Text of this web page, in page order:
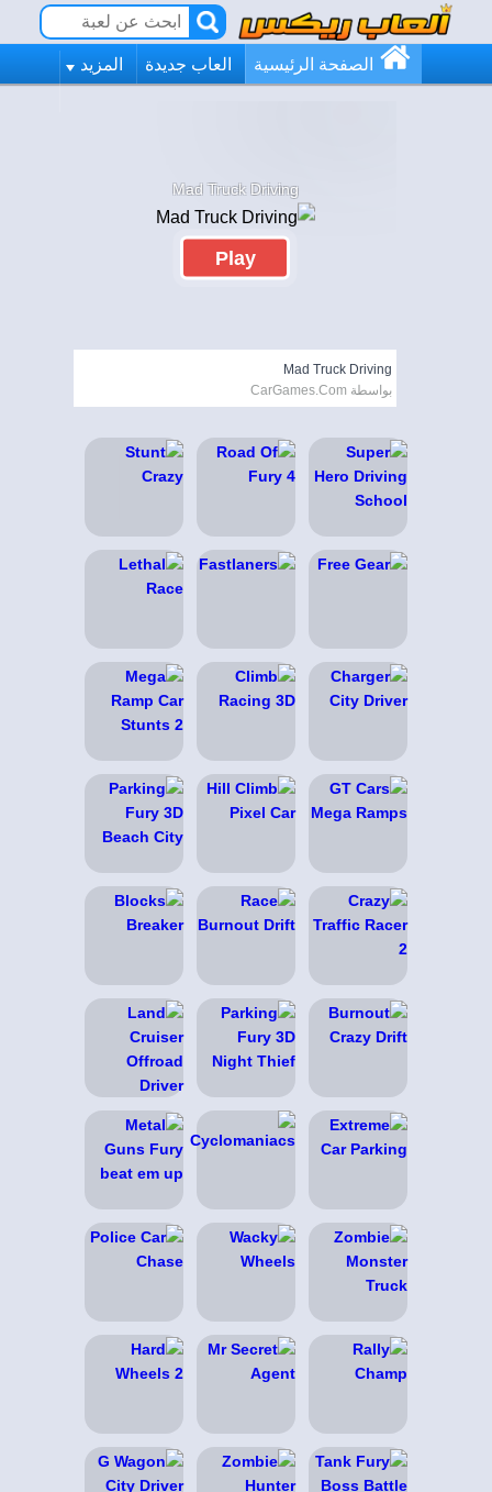
الصفحة الرئيسية العاب جديدة المزيد
Mad Truck Driving
Play
Mad Truck Driving
بواسطة CarGames.Com